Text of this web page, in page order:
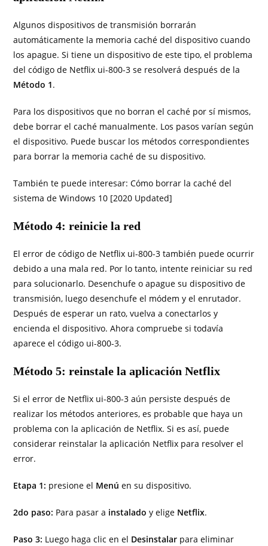
Algunos dispositivos de transmisión borrarán
automáticamente la memoria caché del dispositivo cuando
los apague. Si tiene un dispositivo de este tipo, el problema
del código de Netflix ui-800-3 se resolverá después de la
Método 1.
Para los dispositivos que no borran el caché por sí mismos,
debe borrar el caché manualmente. Los pasos varían según
el dispositivo. Puede buscar los métodos correspondientes
para borrar la memoria caché de su dispositivo.
También te puede interesar: Cómo borrar la caché del
sistema de Windows 10 [2020 Updated]
Método 4: reinicie la red
El error de código de Netflix ui-800-3 también puede ocurrir
debido a una mala red. Por lo tanto, intente reiniciar su red
para solucionarlo. Desenchufe o apague su dispositivo de
transmisión, luego desenchufe el módem y el enrutador.
Después de esperar un rato, vuelva a conectarlos y
encienda el dispositivo. Ahora compruebe si todavía
aparece el código ui-800-3.
Método 5: reinstale la aplicación Netflix
Si el error de Netflix ui-800-3 aún persiste después de
realizar los métodos anteriores, es probable que haya un
problema con la aplicación de Netflix. Si es así, puede
considerar reinstalar la aplicación Netflix para resolver el
error.
Etapa 1: presione el Menú en su dispositivo.
2do paso: Para pasar a instalado y elige Netflix.
Paso 3: Luego haga clic en el Desinstalar para eliminar